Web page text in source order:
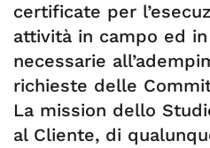
certificate per
attività in campo ed
necessarie
richieste delle
La mission dello
al Cliente, di